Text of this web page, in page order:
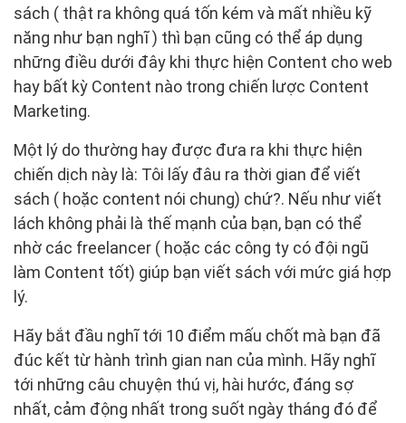
sách ( thật ra không quá tốn kém và mất nhiều kỹ
năng như bạn nghĩ ) thì bạn cũng có thể áp dụng
những điều dưới đây khi thực hiện Content cho web
hay bất kỳ Content nào trong chiến lược Content
Marketing.
Một lý do thường hay được đưa ra khi thực hiện
chiến dịch này là: Tôi lấy đâu ra thời gian để viết
sách ( hoặc content nói chung) chứ?. Nếu như viết
lách không phải là thế mạnh của bạn, bạn có thể
nhờ các freelancer ( hoặc các công ty có đội ngũ
làm Content tốt) giúp bạn viết sách với mức giá hợp
lý.
Hãy bắt đầu nghĩ tới 10 điểm mấu chốt mà bạn đã
đúc kết từ hành trình gian nan của mình. Hãy nghĩ
tới những câu chuyện thú vị, hài hước, đáng sợ
nhất, cảm động nhất trong suốt ngày tháng đó để